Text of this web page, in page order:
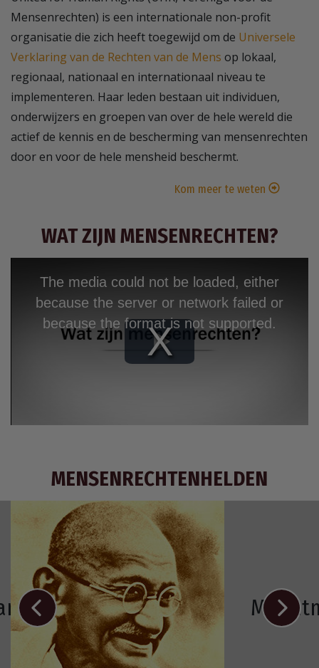
Mensenrechten) is een internationale non-profit
organisatie die zich heeft toegewijd om de Universele
Verklaring van de Rechten van de Mens op lokaal,
regionaal, nationaal en internationaal niveau te
implementeren. Haar leden bestaan uit individuen,
onderwijzers en groepen van over de hele wereld die
actief de kennis en de bescherming van mensenrechten
door en voor de hele mensheid beschermt.
Kom meer te weten
WAT ZIJN MENSENRECHTEN?
Play
The media could not be loaded, either
because the server or network failed or
because the format is not supported.
MENSENRECHTENHELDEN
Horta